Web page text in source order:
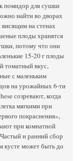
помидор для сушки
найти во дворах
на стенах
плоды хранятся
потому что они
15-20 г плоды
томатный вкус,
с маленьким
на урожайных 6-ти
созревают, когда
мягкими при
покраснения»,
при комнатной
и ранний сбор
кусте может быть до